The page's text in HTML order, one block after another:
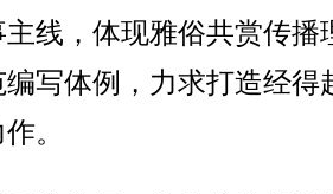
主线，体现雅俗共赏传播
写体例，力求打造经得
。